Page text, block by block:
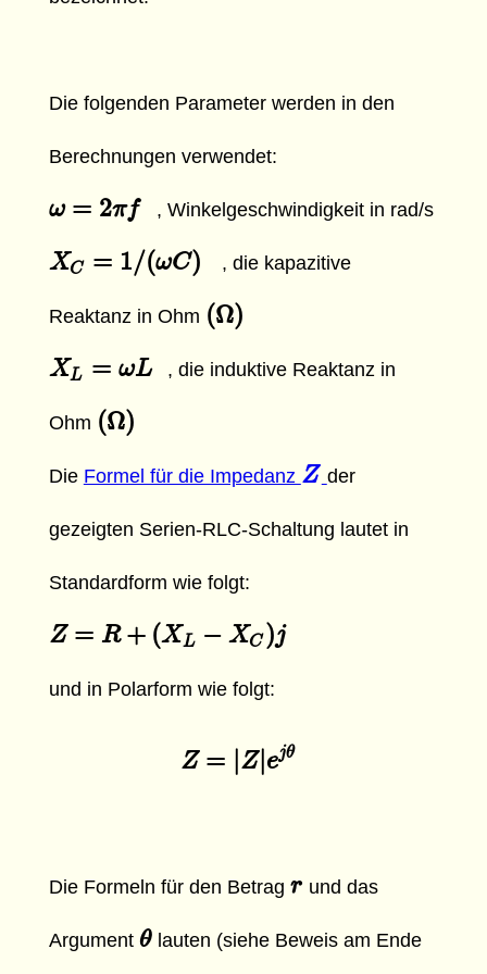
Die folgenden Parameter werden in den
Berechnungen verwendet:
ω = 2πf
ω=2πf , Winkelgeschwindigkeit in rad/s
XC = 1/(ωC)
XC= 1/( ωC) , die kapazitive
Reaktanz in Ohm (Ω)
(Ω)
XL = ωL
XL= ωL , die induktive Reaktanz in
Ohm (Ω)
(Ω)
Die Formel für die Impedanz Z
Z der
gezeigten Serien-RLC-Schaltung lautet in
Standardform wie folgt:
Z = R + (XL − XC )j
Z= R+ (XL− XC)j
und in Polarform wie folgt:
Z = Z| ejθ
Z= Z|e jθ
Die Formeln für den Betrag r
r und das
Argument θ
θ lauten (siehe Beweis am Ende